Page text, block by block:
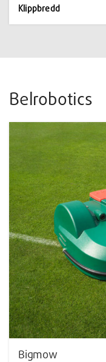
Klippbredd
Belrobotics
Bigmow